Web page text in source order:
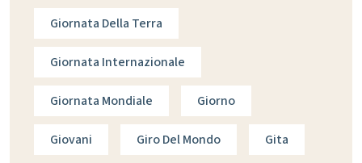
Giornata Della Terra
Giornata Internazionale
Giornata Mondiale Giorno
Giovani Giro Del Mondo Gita